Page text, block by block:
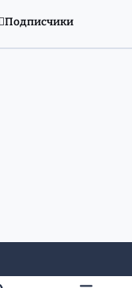
Подписчики